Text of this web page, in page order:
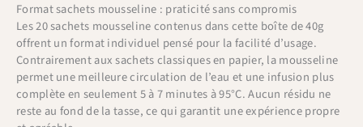
Format sachets mousseline : praticité sans compromis
Les 20 sachets mousseline contenus dans cette boîte de 40g
offrent un format individuel pensé pour la facilité d’usage.
Contrairement aux sachets classiques en papier, la mousseline
permet une meilleure circulation de l’eau et une infusion plus
complète en seulement 5 à 7 minutes à 95°C. Aucun résidu ne
reste au fond de la tasse, ce qui garantit une expérience propre